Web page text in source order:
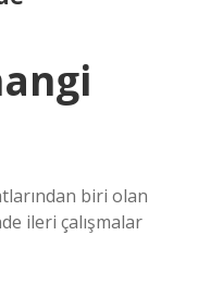
biri olan
ileri çalışmalar